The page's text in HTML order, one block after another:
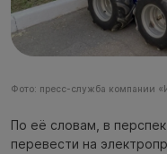
Фото: пресс-служба компании
По её словам, в
перевести на